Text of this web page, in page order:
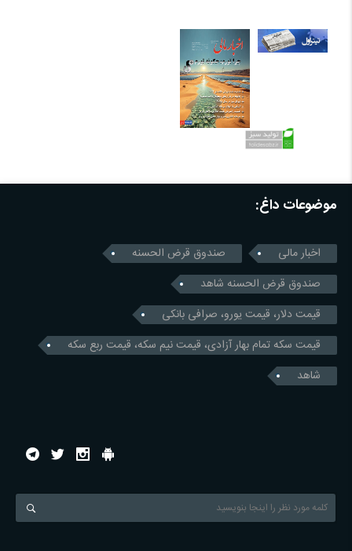
موضوعات داغ:
اخبار مالی
صندوق قرض الحسنه
صندوق قرض الحسنه شاهد
قیمت دلار، قیمت یورو، صرافی بانکی
قیمت سکه تمام بهار آزادی، قیمت نیم سکه، قیمت ربع سکه
شاهد